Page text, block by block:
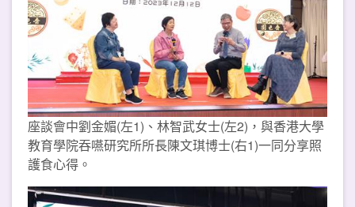
座談會中劉金媚(左1)、林智武女士(左2)，與香港大學
教育學院吞嚥研究所所長陳文琪博士(右1)一同分享照
護食心得。